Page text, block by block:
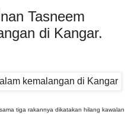
Tasneem
di Kangar.
tiga rakannya dikatakan hilang kawalan